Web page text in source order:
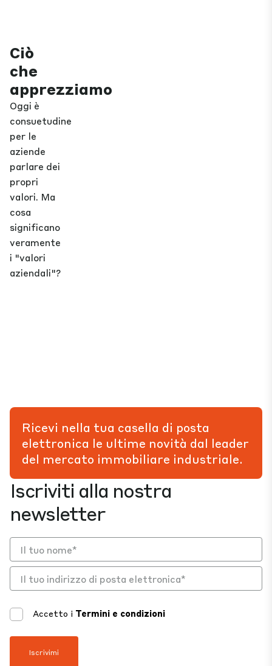
Ciò
che
apprezziamo
Oggi è
consuetudine
per le
aziende
parlare dei
propri
valori. Ma
cosa
significano
veramente
i "valori
aziendali"?
Iscriviti alla nostra
newsletter
Accetto i Termini e condizioni
Ricevi nella tua casella di posta
elettronica le ultime novità dal leader
del mercato immobiliare industriale.